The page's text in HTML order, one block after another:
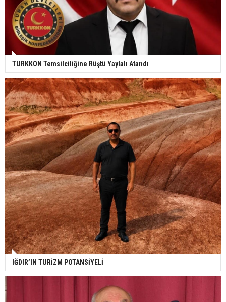
TURKKON Temsilciliğine Rüştü Yaylalı Atandı
IĞDIR’IN TURİZM POTANSİYELİ